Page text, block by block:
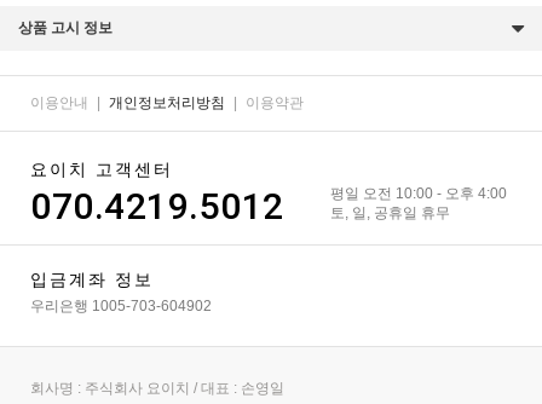
상품 고시 정보
이용안내 개인정보처리방침 이용약관
요이치 고객센터
070.4219.5012
평일 오전 10:00 - 오후 4:00
토, 일, 공휴일 휴무
입금계좌 정보
우리은행 1005-703-604902
회사명 : 주식회사 요이치 / 대표 : 손영일